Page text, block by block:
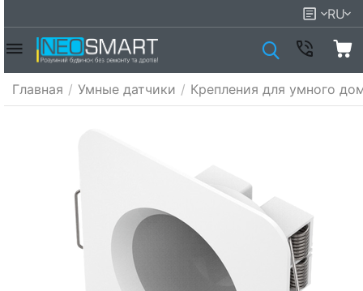
RU
Главная / Умные датчики / Крепления для умного